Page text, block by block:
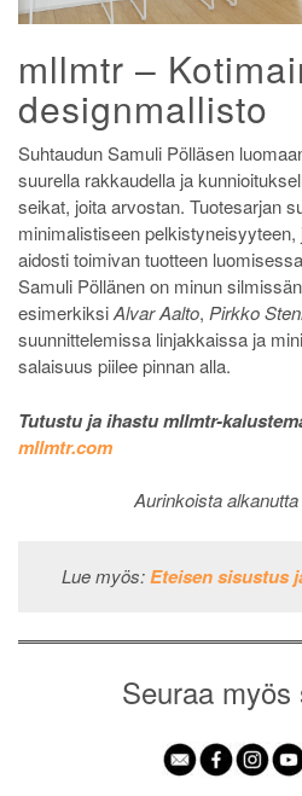
mllmtr –
designmallisto
Suhtaudun Samuli Pölläsen
suurella rakkaudella ja
seikat, joita arvostan. Tuotesarjan
minimalistiseen
aidosti toimivan tuotteen
Samuli Pöllänen on minun
esimerkiksiAlvar Aalto, Pirkko
suunnittelemissa linjakkaissa ja
salaisuus piilee pinnan alla.
Tutustu ja ihastu mllmtr-
mllmtr.com
Aurinkoista
Lue myös:Eteisen sisustus
Seuraa